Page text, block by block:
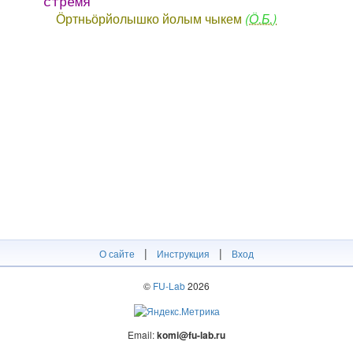
Ӧртньӧрйолышко йолым чыкем (Ӧ.Б.)
О сайте | Инструкция | Вход
© FU-Lab2026
Email:komi@fu-lab.ru